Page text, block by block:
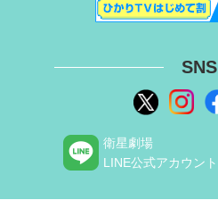
SNS
衛星劇場
LINE公式アカウント